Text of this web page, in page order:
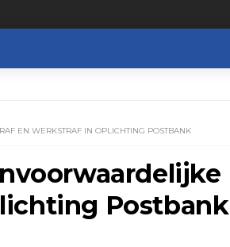
EN WERKSTRAF IN OPLICHTING POSTBANK
Postbank